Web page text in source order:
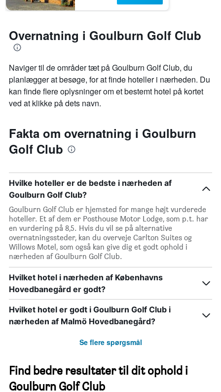
Overnatning i Goulburn Golf Club
Naviger til de områder tæt på Goulburn Golf Club, du
planlægger at besøge, for at finde hoteller i nærheden. Du
kan finde flere oplysninger om et bestemt hotel på kortet
ved at klikke på dets navn.
Fakta om overnatning i Goulburn
Golf Club
Hvilke hoteller er de bedste i nærheden af
Goulburn Golf Club?
Goulburn Golf Club er hjemsted for mange højt vurderede
hoteller. Et af dem er Posthouse Motor Lodge, som p.t. har
en vurdering på 8,5. Hvis du vil se på alternative
overnatningssteder, kan du overveje Carlton Suites og
Willows Motel, som også kan give dig et godt ophold i
nærheden af Goulburn Golf Club.
Hvilket hotel i nærheden af Københavns
Hovedbanegård er godt?
Hvilket hotel er godt i Goulburn Golf Club i
nærheden af Malmö Hovedbanegård?
Se flere spørgsmål
Find bedre resultater til dit ophold i
Goulburn Golf Club